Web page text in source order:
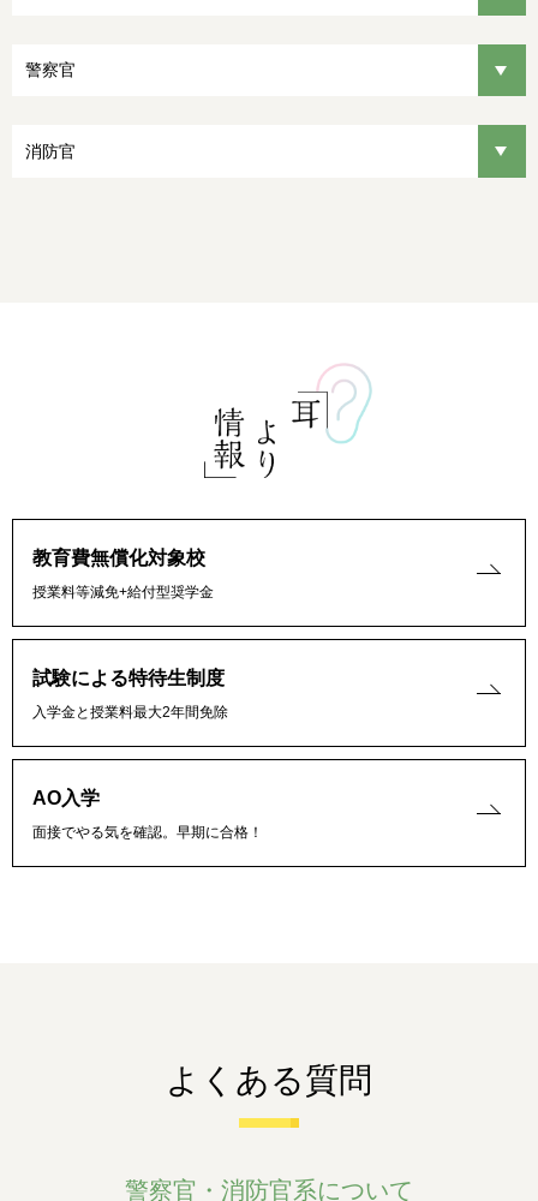
警察官
消防官
教育費無償化対象校
授業料等減免+給付型奨学金
試験による特待生制度
入学金と授業料最大2年間免除
AO入学
面接でやる気を確認。早期に合格！
よくある質問
警察官・消防官系について